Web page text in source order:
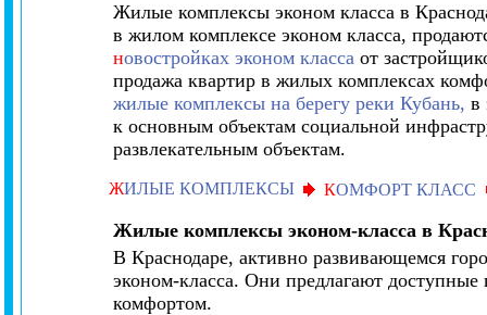
Жилые комплексы эконом класса в
в жилом комплексеэкономкласса,
новостройках эконом класса от
продажа квартир в жилых комплексах
жилые комплексы на берегу реки Кубань, в
к основным объектам социальной
развлекательным объектам.
ЖИЛЫЕ КОМПЛЕКСЫ КОМФОРТ КЛАСС
Жилые комплексы эконом-класса в
В Краснодаре, активно развивающемся
эконом-класса. Они предлагают
комфортом.